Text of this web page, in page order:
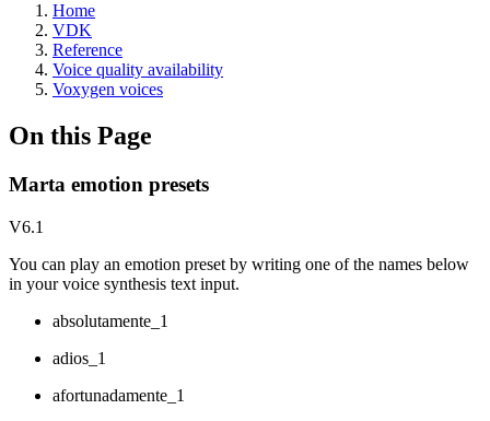
Home
VDK
Reference
Voice quality availability
Voxygen voices
On this Page
Marta emotion presets
V6.1
You can play an emotion preset by writing one of the names below
in your voice synthesis text input.
absolutamente_1
adios_1
afortunadamente_1